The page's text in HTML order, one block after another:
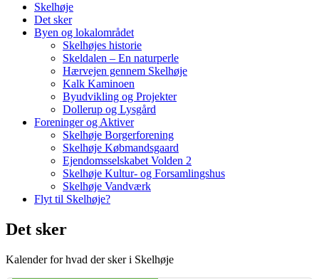
Skelhøje
Det sker
Byen og lokalområdet
Skelhøjes historie
Skeldalen – En naturperle
Hærvejen gennem Skelhøje
Kalk Kaminoen
Byudvikling og Projekter
Dollerup og Lysgård
Foreninger og Aktiver
Skelhøje Borgerforening
Skelhøje Købmandsgaard
Ejendomsselskabet Volden 2
Skelhøje Kultur- og Forsamlingshus
Skelhøje Vandværk
Flyt til Skelhøje?
Det sker
Kalender for hvad der sker i Skelhøje